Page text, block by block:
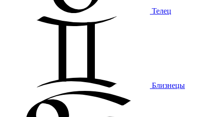
Телец
Близнецы